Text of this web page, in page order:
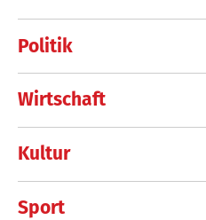
Politik
Wirtschaft
Kultur
Sport